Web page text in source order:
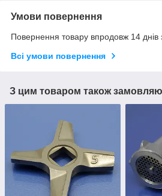
Умови повернення
Повернення товару впродовж 14 днів
Всі умови повернення
З цим товаром також